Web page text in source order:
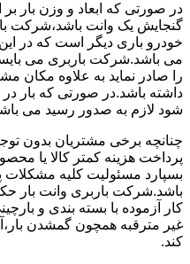
در صورتی که ابعاد و وزن بار
گنجایش یک وانت باشد،شرکت
خودرو باری دیگر است که در این
می باشد.شرکت باربری می
را صادر نماید به علاوه مکان
داشته باشد.در صورتی که بار
شود لازم به صدور رسید می
چنانچه برخی مشتریان بدون
پرداخت هزینه کمتر کالا یا
بسپارد مسئولیت کلیه مشکلات
باشد.شرکت باربری وانت بار
کار آزموده با بسته بندی و
غیر مترقبه همچون گمشدن
کند.